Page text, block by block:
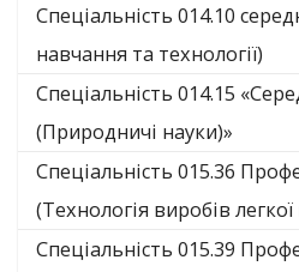
Спеціальність 014.10
навчання та технології)
Спеціальність 014.15
(Природничі науки)»
Спеціальність 015.36
(Технологія виробів
Спеціальність 015.39